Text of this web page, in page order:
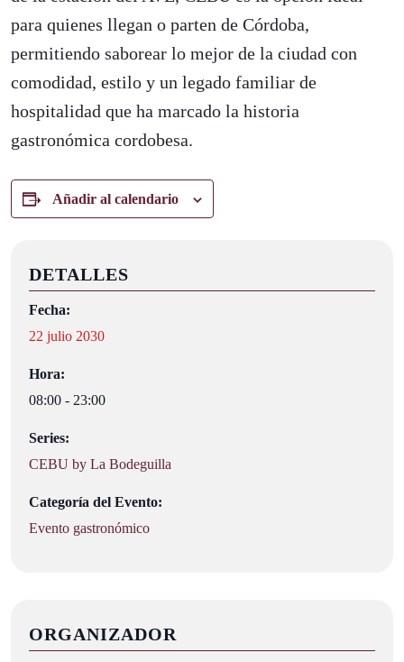
para quienes llegan o parten de Córdoba,
permitiendo saborear lo mejor de la ciudad con
comodidad, estilo y un legado familiar de
hospitalidad que ha marcado la historia
gastronómica cordobesa.
Añadir al calendario
DETALLES
Fecha:
22 julio 2030
Hora:
08:00 - 23:00
Series:
CEBU by La Bodeguilla
Categoría del Evento:
Evento gastronómico
ORGANIZADOR